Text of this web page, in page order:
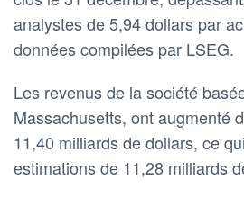
analystes de 5,94 dollars par
données compilées par LSEG.
Les revenus de la société
Massachusetts, ont augmenté
11,40 milliards de dollars, ce
estimations de 11,28 milliards